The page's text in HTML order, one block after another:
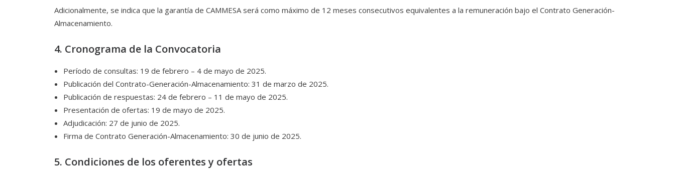
Adicionalmente, se indica que la garantía de CAMMESA será como máximo de 12 meses consecutivos equivalentes a la remuneración bajo el Contrato Generación-
Almacenamiento.
4. Cronograma de la Convocatoria
Período de consultas: 19 de febrero – 4 de mayo de 2025.
Publicación del Contrato-Generación-Almacenamiento: 31 de marzo de 2025.
Publicación de respuestas: 24 de febrero – 11 de mayo de 2025.
Presentación de ofertas: 19 de mayo de 2025.
Adjudicación: 27 de junio de 2025.
Firma de Contrato Generación-Almacenamiento: 30 de junio de 2025.
5. Condiciones de los oferentes y ofertas